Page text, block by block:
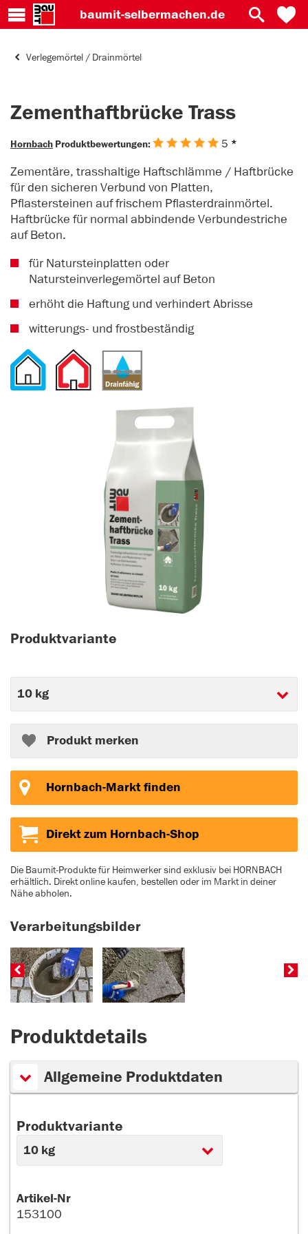
baumit-selbermachen.de
Verlegemörtel / Drainmörtel
Zementhaftbrücke Trass
Hornbach Produktbewertungen: 5 *
Zementäre, trasshaltige Haftschlämme / Haftbrücke
für den sicheren Verbund von Platten,
Pflastersteinen auf frischem Pflasterdrainmörtel.
Haftbrücke für normal abbindende Verbundestriche
auf Beton.
für Natursteinplatten oder
Natursteinverlegemörtel auf Beton
erhöht die Haftung und verhindert Abrisse
witterungs- und frostbeständig
Produktvariante
Produkt merken
Hornbach-Markt finden
Direkt zum Hornbach-Shop
Die Baumit-Produkte für Heimwerker sind exklusiv bei HORNBACH
erhältlich. Direkt online kaufen, bestellen oder im Markt in deiner
Nähe abholen.
Verarbeitungsbilder
Produktdetails
Allgemeine Produktdaten
Produktvariante
Artikel-Nr
153100